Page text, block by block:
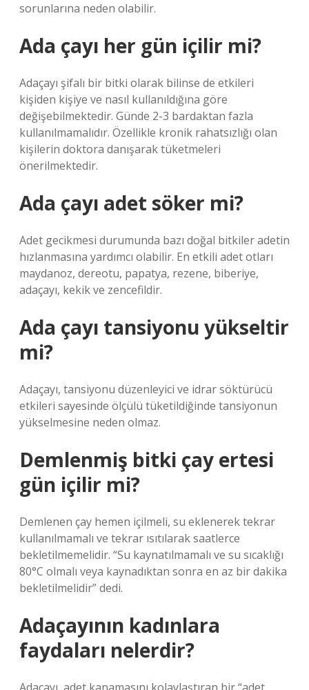
sorunlarına neden olabilir.
Ada çayı her gün içilir mi?
Adaçayı şifalı bir bitki olarak bilinse de etkileri
kişiden kişiye ve nasıl kullanıldığına göre
değişebilmektedir. Günde 2-3 bardaktan fazla
kullanılmamalıdır. Özellikle kronik rahatsızlığı olan
kişilerin doktora danışarak tüketmeleri
önerilmektedir.
Ada çayı adet söker mi?
Adet gecikmesi durumunda bazı doğal bitkiler adetin
hızlanmasına yardımcı olabilir. En etkili adet otları
maydanoz, dereotu, papatya, rezene, biberiye,
adaçayı, kekik ve zencefildir.
Ada çayı tansiyonu yükseltir
mi?
Adaçayı, tansiyonu düzenleyici ve idrar söktürücü
etkileri sayesinde ölçülü tüketildiğinde tansiyonun
yükselmesine neden olmaz.
Demlenmiş bitki çay ertesi
gün içilir mi?
Demlenen çay hemen içilmeli, su eklenerek tekrar
kullanılmamalı ve tekrar ısıtılarak saatlerce
bekletilmemelidir. “Su kaynatılmamalı ve su sıcaklığı
80°C olmalı veya kaynadıktan sonra en az bir dakika
bekletilmelidir” dedi.
Adaçayının kadınlara
faydaları nelerdir?